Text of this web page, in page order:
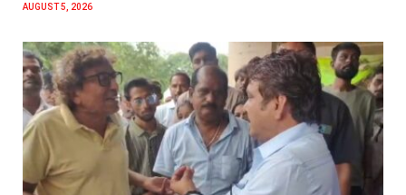
AUGUST 5, 2026